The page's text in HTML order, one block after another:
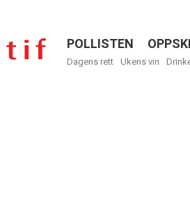
Menu
POLLISTEN
Dagens rett Ukens vin